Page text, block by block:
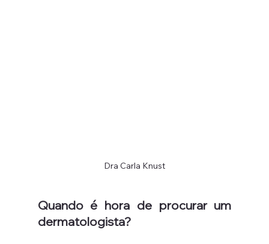
Dra Carla Knust
Quando é hora de procurar um
dermatologista?